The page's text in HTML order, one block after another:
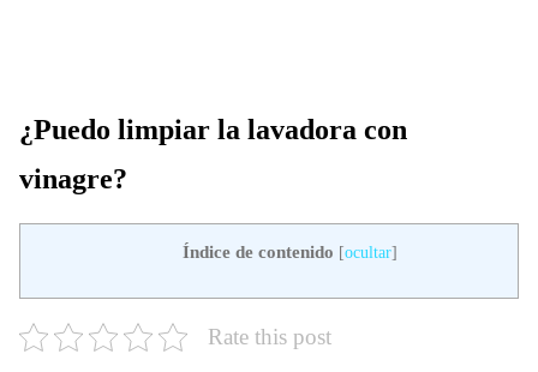
¿Puedo limpiar la lavadora con
vinagre?
Índice de contenido [ocultar]
Rate this post